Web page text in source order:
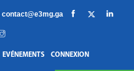
contact@e3mg.ga
EVÉNEMENTS CONNEXION